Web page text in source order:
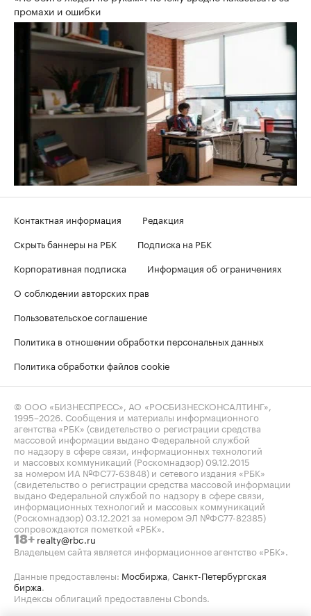
промахи и ошибки
Контактная информация
Редакция
Скрыть баннеры на РБК
Подписка на РБК
Корпоративная подписка
Информация об ограничениях
О соблюдении авторских прав
Пользовательское соглашение
Политика в отношении обработки персональных данных
Политика обработки файлов cookie
© ООО «БИЗНЕСПРЕСС», АО «РОСБИЗНЕСКОНСАЛТИНГ»,
1995–2026 . Сообщения и материалы информационного
агентства «РБК» (свидетельство о регистрации средства
массовой информации выдано Федеральной службой
по надзору в сфере связи, информационных технологий
и массовых коммуникаций (Роскомнадзор) 09.12.2015
за номером ИА №ФС77-63848) и сетевого издания «РБК»
(свидетельство о регистрации средства массовой информации
выдано Федеральной службой по надзору в сфере связи,
информационных технологий и массовых коммуникаций
(Роскомнадзор) 03.12.2021 за номером ЭЛ №ФС77-82385)
сопровождаются пометкой «РБК».
18+ realty@rbc.ru
Владельцем сайта является информационное агентство «РБК».
Данные предоставлены: Мосбиржа Санкт-Петербургская
биржа
Индексы облигаций предоставлены Cbonds.